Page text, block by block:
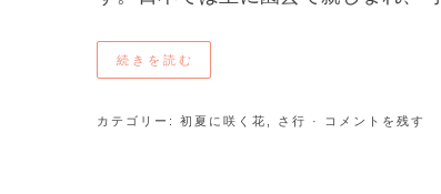
続きを読む
カテゴリー: 初夏に咲く花 さ行 · コメントを残す